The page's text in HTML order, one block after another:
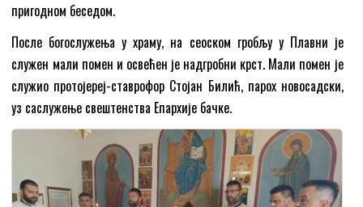
пригодном беседом.
После богослужења у храму, на сеоском гробљу у Плавни је
служен мали помен и освећен је надгробни крст. Мали помен је
служио протојереј-ставрофор Стојан Билић, парох новосадски,
уз саслужење свештенства Епархије бачке.